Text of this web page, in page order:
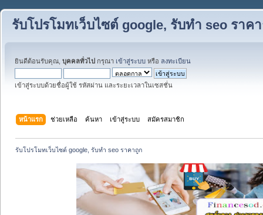
รับโปรโมทเว็บไซต์ google, รับทำ seo ราค
ยินดีต้อนรับคุณ, บุคคลทั่วไป กรุณา เข้าสู่ระบบ หรือ ลงทะเบียน
เข้าสู่ระบบด้วยชื่อผู้ใช้ รหัสผ่าน และระยะเวลาในเซสชั่น
หน้าแรก ช่วยเหลือ ค้นหา เข้าสู่ระบบ สมัครสมาชิก
รับโปรโมทเว็บไซต์ google, รับทำ seo ราคาถูก